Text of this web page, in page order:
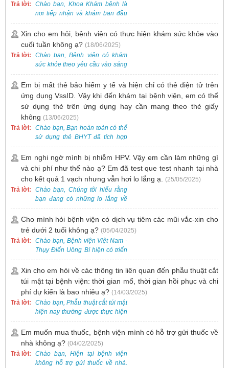
Trả lời:
Chào bạn, Khoa Khám bệnh là
nơi tiếp nhận và khám ban đầu
cho tất cả các trường hợp, bao
gồm cả điều trị mụn. Vì vậy, bạn
cần đăng ký khám tại Khoa
Khám bệnh trước.
Xin cho em hỏi, bệnh viện có thực hiện khám sức khỏe vào
cuối tuần không ạ? (18/06/2025)
Trả lời:
Chào bạn, Bệnh viện có khám
sức khỏe theo yêu cầu vào sáng
thứ Bảy. Nếu bạn có nhu cầu, vui
lòng đặt lịch trước để được sắp
xếp thời gian phù hợp.
Em bị mất thẻ bảo hiểm y tế và hiện chỉ có thẻ điện tử trên
ứng dụng VssID. Vậy khi đến khám tại bệnh viện, em có thể
sử dụng thẻ trên ứng dụng hay cần mang theo thẻ giấy
không (13/06/2025)
Trả lời:
Chào bạn, Bạn hoàn toàn có thể
sử dụng thẻ BHYT đã tích hợp
trên ứng dụng VssID khi đến
khám và không cần mang theo
thẻ giấy.
Em nghi ngờ mình bị nhiễm HPV. Vậy em cần làm những gì
và chi phí như thế nào ạ? Em đã test que test nhanh tại nhà
cho kết quả 1 vạch nhưng vẫn hơi lo lắng ạ. (25/05/2025)
Trả lời:
Chào bạn, Chúng tôi hiểu rằng
bạn đang có những lo lắng về
nguy cơ nhiễm HPV. Tại Bệnh
viện Việt Nam - Thụy Điển Uông
Bí, chúng tôi cung cấp các dịch
vụ thăm khám và xét nghiệm
chuyên sâu để phát hiện sớm
HPV và tầm soát ung thư cổ tử
Cho mình hỏi bệnh viện có dịch vụ tiêm các mũi vắc-xin cho
trẻ dưới 2 tuổi không ạ? (05/04/2025)
Trả lời:
Chào bạn, Bệnh viện Việt Nam -
Thụy Điển Uông Bí hiện có triển
khai dịch vụ tiêm vắc-xin cho trẻ
dưới 2 tuổi.
Xin cho em hỏi về các thông tin liên quan đến phẫu thuật cắt
túi mật tại bệnh viện: thời gian mổ, thời gian hồi phục và chi
phí dự kiến là bao nhiêu ạ? (14/03/2025)
Trả lời:
Chào bạn, Phẫu thuật cắt túi mật
hiện nay thường được thực hiện
bằng phương pháp nội soi, đây
là một kỹ thuật ít xâm lấn, an toàn
và phổ biến.
Em muốn mua thuốc, bệnh viện mình có hỗ trợ gửi thuốc về
nhà không ạ? (04/02/2025)
Trả lời:
Chào bạn, Hiện tại bệnh viện
không hỗ trợ gửi thuốc về nhà.